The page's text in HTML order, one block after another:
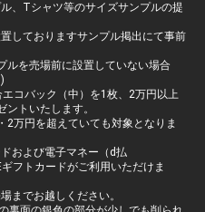
、Tシャツ等のサイズサンプルの提
しておりますサンプル掲出にて事前
を売場前に設置していない場合
コバック（中）を1枚、2万円以上
トいたします。
万円を超えていても対象となりま
および電子マネー（d払
フトカードがご利用いただけま
までお越しください。